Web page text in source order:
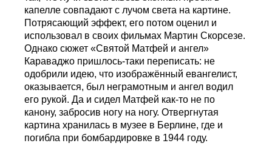
капелле совпадают с лучом света на картине.
Потрясающий эффект, его потом оценил и
использовал в своих фильмах Мартин Скорсезе.
Однако сюжет «Святой Матфей и ангел»
Караваджо пришлось-таки переписать: не
одобрили идею, что изображённый евангелист,
оказывается, был неграмотным и ангел водил
его рукой. Да и сидел Матфей как-то не по
канону, забросив ногу на ногу. Отвергнутая
картина хранилась в музее в Берлине, где и
погибла при бомбардировке в 1944 году.